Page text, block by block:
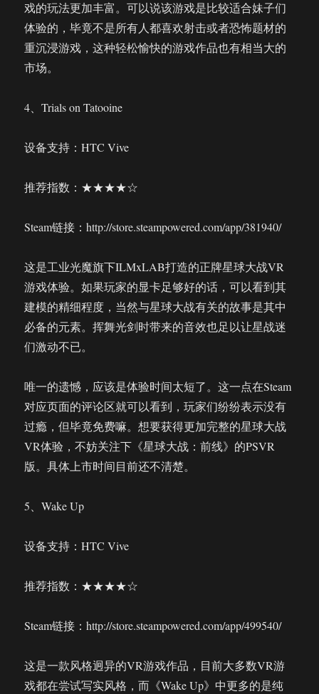
戏的玩法更加丰富。可以说该游戏是比较适合妹子们
体验的，毕竟不是所有人都喜欢射击或者恐怖题材的
重沉浸游戏，这种轻松愉快的游戏作品也有相当大的
市场。
4、Trials on Tatooine
设备支持：HTC Vive
推荐指数：★★★★☆
Steam链接：http://store.steampowered.com/app/381940/
这是工业光魔旗下ILMxLAB打造的正牌星球大战VR
游戏体验。如果玩家的显卡足够好的话，可以看到其
建模的精细程度，当然与星球大战有关的故事是其中
必备的元素。挥舞光剑时带来的音效也足以让星战迷
们激动不已。
唯一的遗憾，应该是体验时间太短了。这一点在Steam
对应页面的评论区就可以看到，玩家们纷纷表示没有
过瘾，但毕竟免费嘛。想要获得更加完整的星球大战
VR体验，不妨关注下《星球大战：前线》的PSVR
版。具体上市时间目前还不清楚。
5、Wake Up
设备支持：HTC Vive
推荐指数：★★★★☆
Steam链接：http://store.steampowered.com/app/499540/
这是一款风格迥异的VR游戏作品，目前大多数VR游
戏都在尝试写实风格，而《Wake Up》中更多的是纯